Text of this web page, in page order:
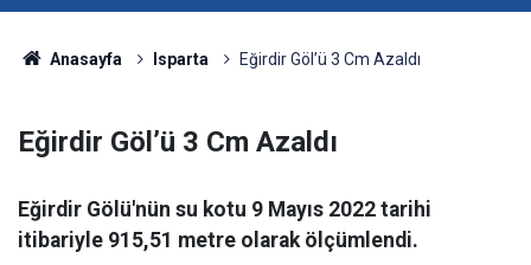
Anasayfa Isparta Eğirdir Göl’ü 3 Cm Azaldı
Eğirdir Göl’ü 3 Cm Azaldı
Eğirdir Gölü'nün su kotu 9 Mayıs 2022 tarihi
itibariyle 915,51 metre olarak ölçümlendi.